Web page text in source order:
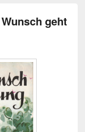
geht